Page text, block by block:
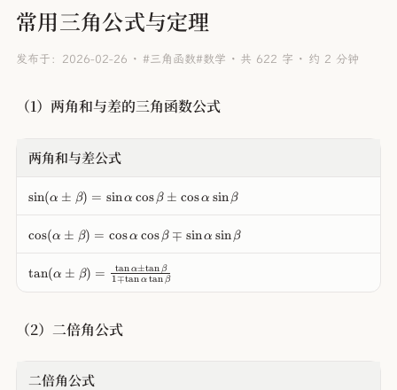
常用三角公式与定理
发布于：2026-02-26 #三角函数#数学 共 622 字 约 2 分钟
（1）两角和与差的三角函数公式
两角和与差公式
\
(
al
a
\
\
sin(α ± β) = sin α cos β ± cosα sin β
\
s(
p
\
cos(α ± β) = cosα cos β ∓ sin α sin β
\
(
p
tan(α ± β) = 1∓tan α tan β
tan α±tan β
（2）二倍角公式
二倍角公式